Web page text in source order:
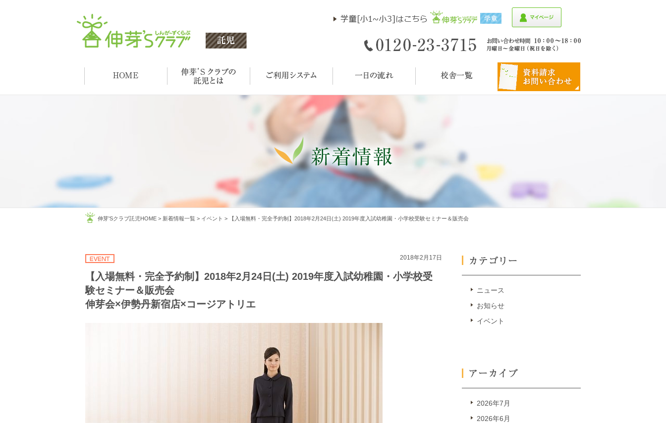
伸芽'Sクラブ託児HOME > 新着情報一覧 > イベント > 【入場無料・完全予約制】2018年2月24日(土) 2019年度入試幼稚園・小学校受験セミナー＆販売会
2018年2月17日
【入場無料・完全予約制】2018年2月24日(土) 2019年度入試幼稚園・小学校受
験セミナー＆販売会
伸芽会×伊勢丹新宿店×コージアトリエ
ニュース
お知らせ
イベント
2026年7月
2026年6月